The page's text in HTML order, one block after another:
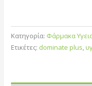
Κατηγορία: Φάρμακα
Ετικέτες: dominate plus,